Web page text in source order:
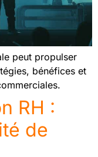
peut propulser
bénéfices et
RH :
de